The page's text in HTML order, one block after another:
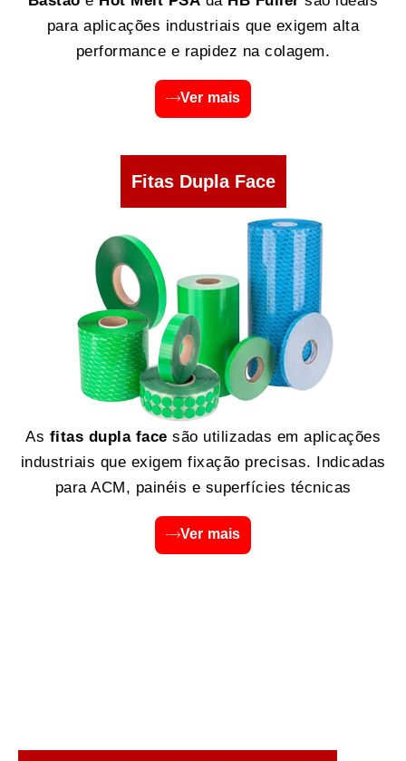
para aplicações industriais que exigem alta
performance e rapidez na colagem.
Ver mais
Fitas Dupla Face
As fitas dupla face são utilizadas em aplicações
industriais que exigem fixação precisas. Indicadas
para ACM, painéis e superfícies técnicas
Ver mais